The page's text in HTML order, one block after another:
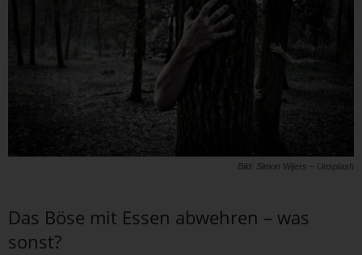
Bild: Simon Wijers – Unsplash
Das Böse mit Essen abwehren – was
sonst?